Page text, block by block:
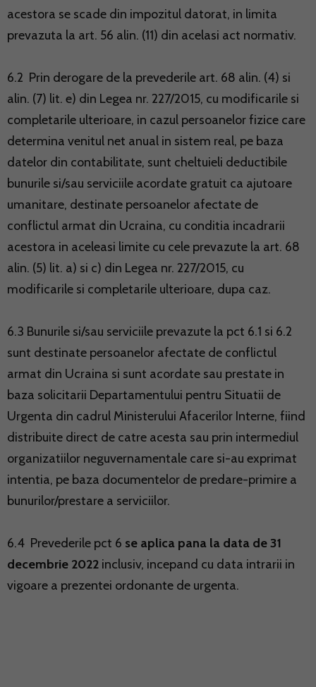
acestora se scade din impozitul datorat, in limita
prevazuta la art. 56 alin. (11) din acelasi act normativ.
6.2 Prin derogare de la prevederile art. 68 alin. (4) si
alin. (7) lit. e) din Legea nr. 227/2015, cu modificarile si
completarile ulterioare, in cazul persoanelor fizice care
determina venitul net anual in sistem real, pe baza
datelor din contabilitate, sunt cheltuieli deductibile
bunurile si/sau serviciile acordate gratuit ca ajutoare
umanitare, destinate persoanelor afectate de
conflictul armat din Ucraina, cu conditia incadrarii
acestora in aceleasi limite cu cele prevazute la art. 68
alin. (5) lit. a) si c) din Legea nr. 227/2015, cu
modificarile si completarile ulterioare, dupa caz.
6.3 Bunurile si/sau serviciile prevazute la pct 6.1 si 6.2
sunt destinate persoanelor afectate de conflictul
armat din Ucraina si sunt acordate sau prestate in
baza solicitarii Departamentului pentru Situatii de
Urgenta din cadrul Ministerului Afacerilor Interne, fiind
distribuite direct de catre acesta sau prin intermediul
organizatiilor neguvernamentale care si-au exprimat
intentia, pe baza documentelor de predare-primire a
bunurilor/prestare a serviciilor.
6.4 Prevederile pct 6 se aplica pana la data de 31
decembrie 2022 inclusiv, incepand cu data intrarii in
vigoare a prezentei ordonante de urgenta.